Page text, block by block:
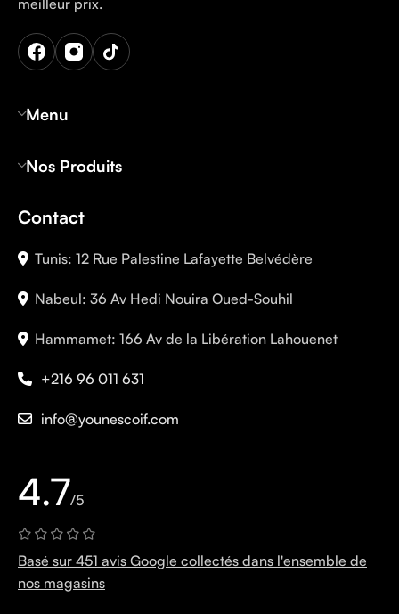
meilleur prix.
Menu
Nos Produits
Contact
Tunis: 12 Rue Palestine Lafayette Belvédère
Nabeul: 36 Av Hedi Nouira Oued-Souhil
Hammamet: 166 Av de la Libération Lahouenet
+216 96 011 631
info@younescoif.com
4.7/5
Basé sur 451 avis Google collectés dans l'ensemble de
nos magasins